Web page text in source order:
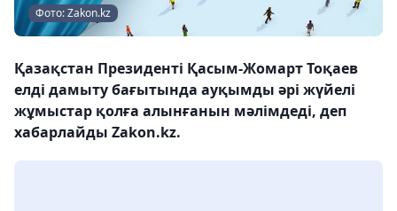
Фото: Zakon.kz
Қазақстан Президенті Қасым-Жомарт Тоқаев
елді дамыту бағытында ауқымды әрі жүйелі
жұмыстар қолға алынғанын мәлімдеді, деп
хабарлайды Zakon.kz.